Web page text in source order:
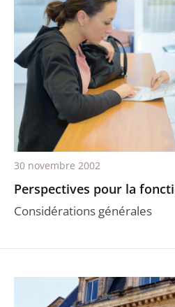
Perspectives pour la
Considérations générales
30 novembre 2002